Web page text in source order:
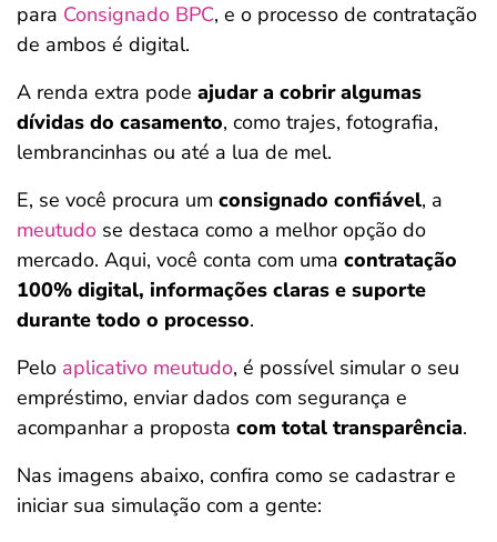
para Consignado BPC, e o processo de contratação
de ambos é digital.
A renda extra pode ajudar a cobrir algumas
dívidas do casamento, como trajes, fotografia,
lembrancinhas ou até a lua de mel.
E, se você procura um consignado confiável, a
meutudo se destaca como a melhor opção do
mercado. Aqui, você conta com uma contratação
100% digital, informações claras e suporte
durante todo o processo.
Pelo aplicativo meutudo, é possível simular o seu
empréstimo, enviar dados com segurança e
acompanhar a proposta com total transparência.
Nas imagens abaixo, confira como se cadastrar e
iniciar sua simulação com a gente: